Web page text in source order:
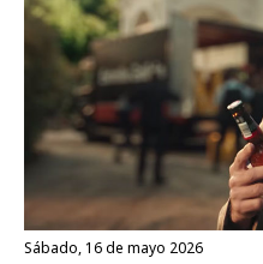
sábado, 16 de mayo 2026